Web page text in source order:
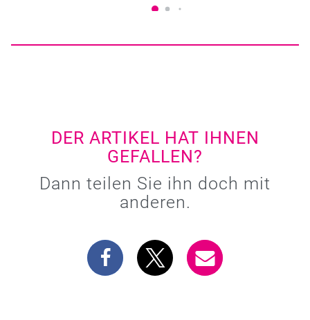
DER ARTIKEL HAT IHNEN
GEFALLEN?
Dann teilen Sie ihn doch mit
anderen.